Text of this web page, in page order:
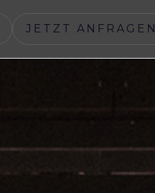
JETZT ANFRAGEN